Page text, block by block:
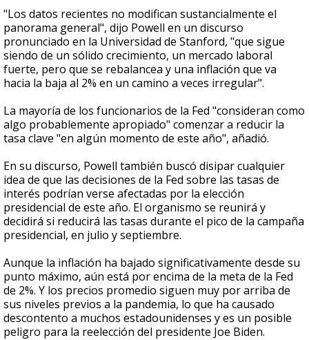
"Los datos recientes no modifican sustancialmente el
panorama general", dijo Powell en un discurso
pronunciado en la Universidad de Stanford, "que sigue
siendo de un sólido crecimiento, un mercado laboral
fuerte, pero que se rebalancea y una inflación que va
hacia la baja al 2% en un camino a veces irregular".
La mayoría de los funcionarios de la Fed "consideran como
algo probablemente apropiado" comenzar a reducir la
tasa clave "en algún momento de este año", añadió.
En su discurso, Powell también buscó disipar cualquier
idea de que las decisiones de la Fed sobre las tasas de
interés podrían verse afectadas por la elección
presidencial de este año. El organismo se reunirá y
decidirá si reducirá las tasas durante el pico de la campaña
presidencial, en julio y septiembre.
Aunque la inflación ha bajado significativamente desde su
punto máximo, aún está por encima de la meta de la Fed
de 2%. Y los precios promedio siguen muy por arriba de
sus niveles previos a la pandemia, lo que ha causado
descontento a muchos estadounidenses y es un posible
peligro para la reelección del presidente Joe Biden.